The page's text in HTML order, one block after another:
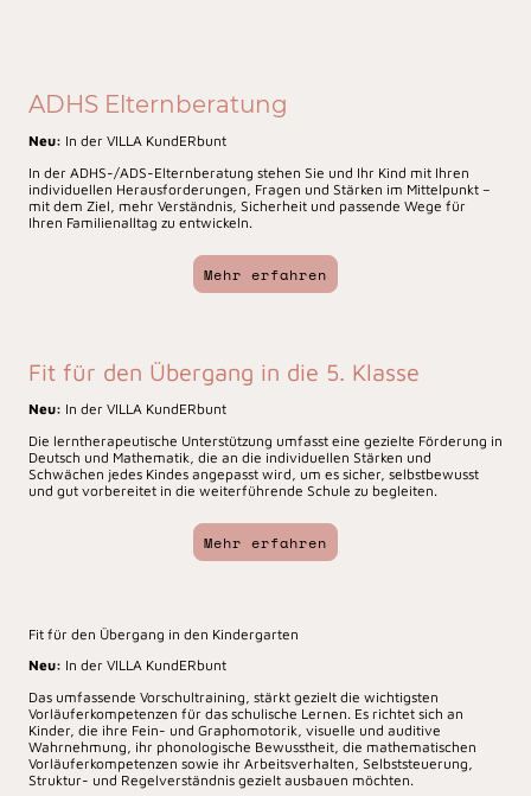
ADHS Elternberatung
Neu: In der VILLA KundERbunt
In der ADHS-/ADS-Elternberatung stehen Sie und Ihr Kind mit Ihren
individuellen Herausforderungen, Fragen und Stärken im Mittelpunkt –
mit dem Ziel, mehr Verständnis, Sicherheit und passende Wege für
Ihren Familienalltag zu entwickeln.
Mehr erfahren
Fit für den Übergang in die 5. Klasse
Neu: In der VILLA KundERbunt
Die lerntherapeutische Unterstützung umfasst eine gezielte Förderung in
Deutsch und Mathematik, die an die individuellen Stärken und
Schwächen jedes Kindes angepasst wird, um es sicher, selbstbewusst
und gut vorbereitet in die weiterführende Schule zu begleiten.
Mehr erfahren
Fit für den Übergang in den Kindergarten
Neu: In der VILLA KundERbunt
Das umfassende Vorschultraining, stärkt gezielt die wichtigsten
Vorläuferkompetenzen für das schulische Lernen. Es richtet sich an
Kinder, die ihre Fein- und Graphomotorik, visuelle und auditive
Wahrnehmung, ihr phonologische Bewusstheit, die mathematischen
Vorläuferkompetenzen sowie ihr Arbeitsverhalten, Selbststeuerung,
Struktur- und Regelverständnis gezielt ausbauen möchten.